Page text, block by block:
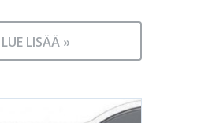
LUE LISÄÄ »